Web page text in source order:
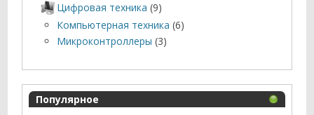
Цифровая техника (9)
Компьютерная техника (6)
Микроконтроллеры (3)
Популярное